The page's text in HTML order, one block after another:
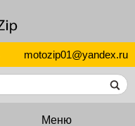
motozip01@yandex.ru
Меню